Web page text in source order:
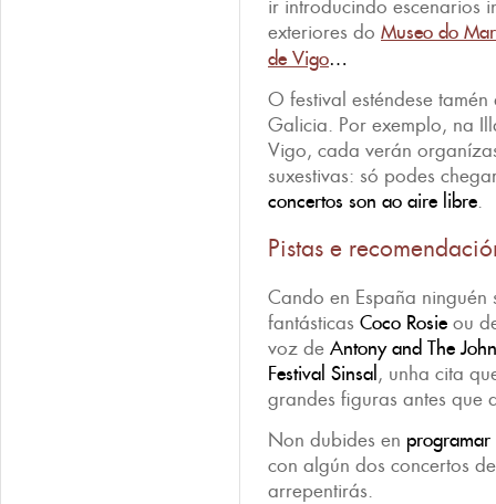
ir introducindo escenarios
exteriores do Museo do Mar
de Vigo…
O festival esténdese
Galicia. Por exemplo, na
Vigo, cada verán
suxestivas: só podes
concertos son ao aire libre.
Pistas e
Cando en España
fantásticas Coco Rosie ou
voz de Antony and The
Festival Sinsal , unha cita
grandes figuras antes que
Non dubides en
con algún dos concertos
arrepentirás.